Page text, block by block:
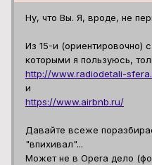
Ну, что Вы. Я, вроде, не
Из 15-и (ориентировочно)
которыми я пользуюсь,
http://www.radiodetali-
и
https://www.airbnb.ru/
Давайте всеже
"впихивал"...
Может не в Opera дело